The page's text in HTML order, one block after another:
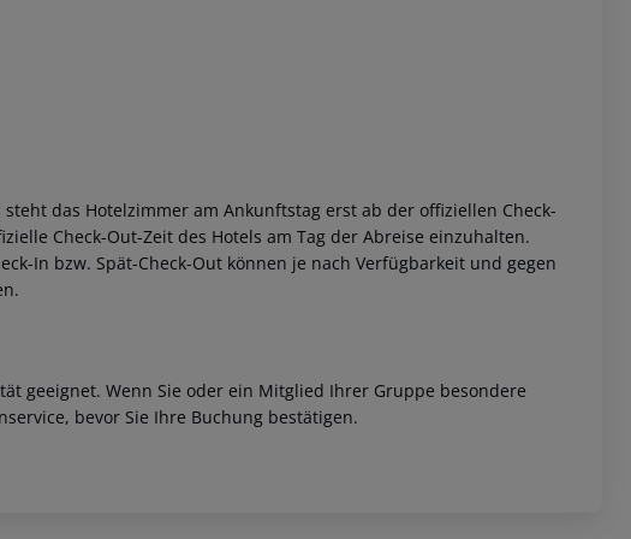
das Hotelzimmer am Ankunftstag erst ab der offiziellen Check-
Check-Out-Zeit des Hotels am Tag der Abreise einzuhalten.
In bzw. Spät-Check-Out können je nach Verfügbarkeit und gegen
geeignet. Wenn Sie oder ein Mitglied Ihrer Gruppe besondere
bevor Sie Ihre Buchung bestätigen.